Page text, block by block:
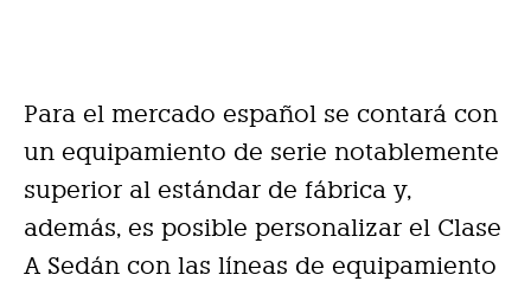
Para el mercado español se contará con
un equipamiento de serie notablemente
superior al estándar de fábrica y,
además, es posible personalizar el Clase
A Sedán con las líneas de equipamiento